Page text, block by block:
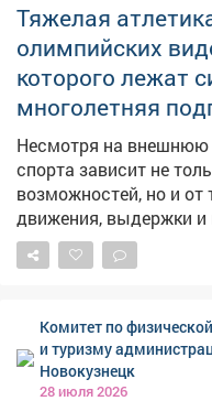
Тяжелая
олимпийских
которого лежат
многолетняя
Несмотря на внешнюю
спорта зависит не
возможностей, но и
движения, выдержки и
На протяжении многих
занимает важное
международных
вписаны в историю мирового
внес значительный
Комитет по
и туризму
Новокузнецк
28 июля 2026